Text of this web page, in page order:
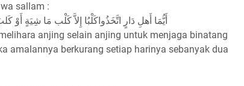
sallam :
أَيُّمَا أَهلِ دَارٍ اتَّخَذُواكَلْبُا إِلاَّ كَلْب مَا شِيَةٍ
anjing selain anjing untuk menjaga binatang
amalannya berkurang setiap harinya sebanyak dua